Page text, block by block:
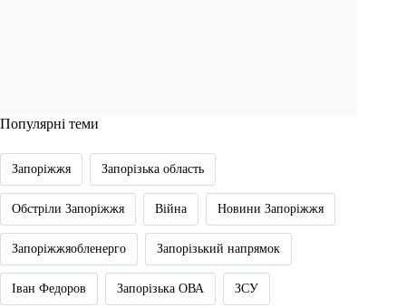
Популярні теми
Запоріжжя Запорізька область
Обстріли Запоріжжя Війна Новини Запоріжжя
Запоріжжяобленерго Запорізький напрямок
Іван Федоров Запорізька ОВА ЗСУ